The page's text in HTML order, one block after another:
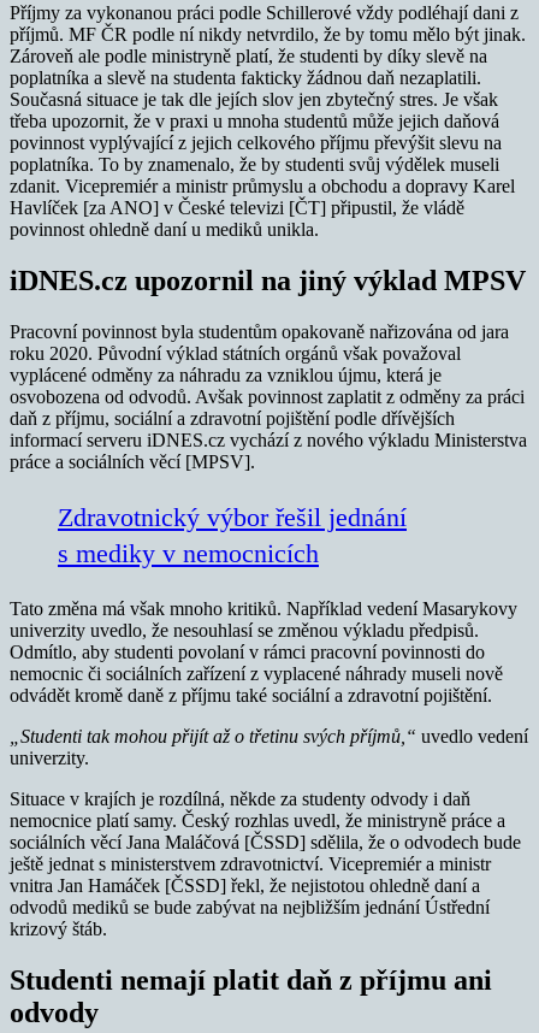
Příjmy za vykonanou práci podle Schillerové vždy podléhají dani z
příjmů. MF ČR podle ní nikdy netvrdilo, že by tomu mělo být jinak.
Zároveň ale podle ministryně platí, že studenti by díky slevě na
poplatníka a slevě na studenta fakticky žádnou daň nezaplatili.
Současná situace je tak dle jejích slov jen zbytečný stres. Je však
třeba upozornit, že v praxi u mnoha studentů může jejich daňová
povinnost vyplývající z jejich celkového příjmu převýšit slevu na
poplatníka. To by znamenalo, že by studenti svůj výdělek museli
zdanit. Vicepremiér a ministr průmyslu a obchodu a dopravy Karel
Havlíček [za ANO] v České televizi [ČT] připustil, že vládě
povinnost ohledně daní u mediků unikla.
iDNES.cz upozornil na jiný výklad MPSV
Pracovní povinnost byla studentům opakovaně nařizována od jara
roku 2020. Původní výklad státních orgánů však považoval
vyplácené odměny za náhradu za vzniklou újmu, která je
osvobozena od odvodů. Avšak povinnost zaplatit z odměny za práci
daň z příjmu, sociální a zdravotní pojištění podle dřívějších
informací serveru iDNES.cz vychází z nového výkladu Ministerstva
práce a sociálních věcí [MPSV].
Zdravotnický výbor řešil jednání
s mediky v nemocnicích
Tato změna má však mnoho kritiků. Například vedení Masarykovy
univerzity uvedlo, že nesouhlasí se změnou výkladu předpisů.
Odmítlo, aby studenti povolaní v rámci pracovní povinnosti do
nemocnic či sociálních zařízení z vyplacené náhrady museli nově
odvádět kromě daně z příjmu také sociální a zdravotní pojištění.
„Studenti tak mohou přijít až o třetinu svých příjmů,“ uvedlo vedení
univerzity.
Situace v krajích je rozdílná, někde za studenty odvody i daň
nemocnice platí samy. Český rozhlas uvedl, že ministryně práce a
sociálních věcí Jana Maláčová [ČSSD] sdělila, že o odvodech bude
ještě jednat s ministerstvem zdravotnictví. Vicepremiér a ministr
vnitra Jan Hamáček [ČSSD] řekl, že nejistotou ohledně daní a
odvodů mediků se bude zabývat na nejbližším jednání Ústřední
krizový štáb.
Studenti nemají platit daň z příjmu ani
odvody